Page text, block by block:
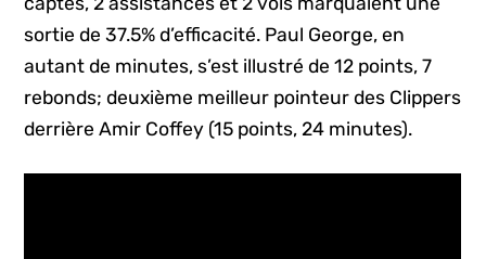
sortie de 37.5% d’efficacité. Paul George, en
autant de minutes, s’est illustré de 12 points, 7
rebonds; deuxième meilleur pointeur des Clippers
derrière Amir Coffey (15 points, 24 minutes).